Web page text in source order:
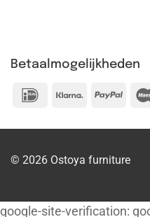
Betaalmogelijkheden
IDeal Klarna
© 2026 Ostoya furniture
google-site-verification: